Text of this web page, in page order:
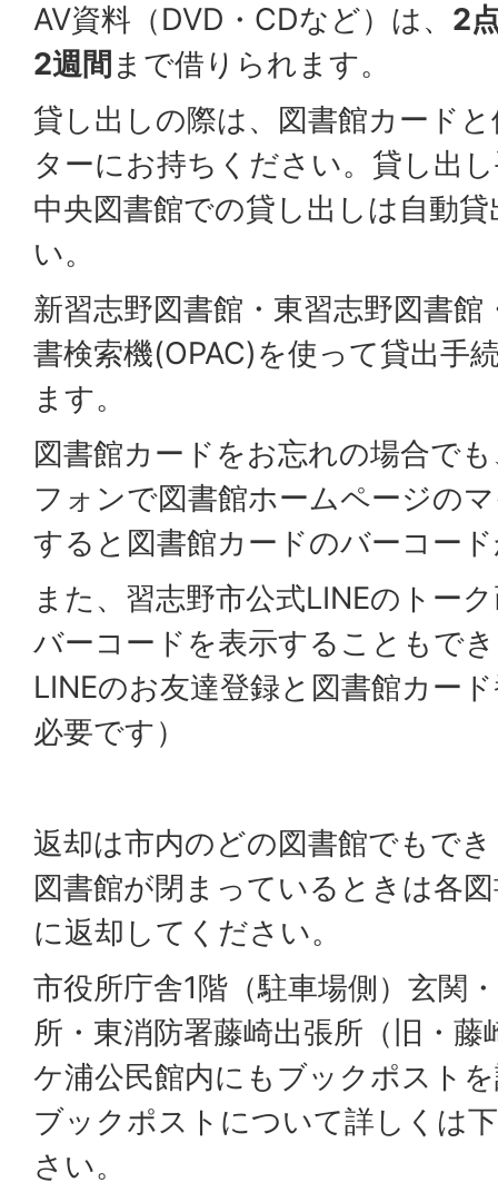
AV資料（DVD・CDなど）は、 2
2週間 まで借りられます。
貸し出しの際は、図書館カード
ターにお持ちください。貸し出
中央図書館での貸し出しは自動
い。
新習志野図書館・東習志野図書
書検索機(OPAC)を使って貸出手
ます。
図書館カードをお忘れの場合で
フォンで図書館ホームページの
すると図書館カードのバーコー
また、習志野市公式LINEのトー
バーコードを表示することもで
LINEのお友達登録と図書館カー
必要です）
返却は市内のどの図書館でもで
図書館が閉まっているときは各
に返却してください。
市役所庁舎1階（駐車場側）玄関
所・東消防署藤崎出張所（旧・
ケ浦公民館内にもブックポスト
ブックポストについて詳しくは
さい。